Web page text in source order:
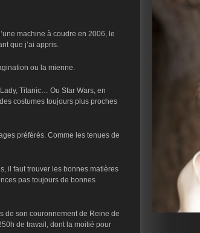
machine à coudre en 2006, le
que j’ai appris.
ou la mienne.
Titanic… Ou Star Wars, en
costumes toujours plus proches
préférés. Comme les tenues de
il faut trouver les bonnes matières
pas toujours de bonnes
de son couronnement de Reine de
de travail, dont la moitié pour